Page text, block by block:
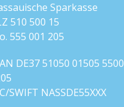
Sparkasse
510 500 15
555 001 205
DE37 51050 01505 5500
SWIFT NASSDE55XXX